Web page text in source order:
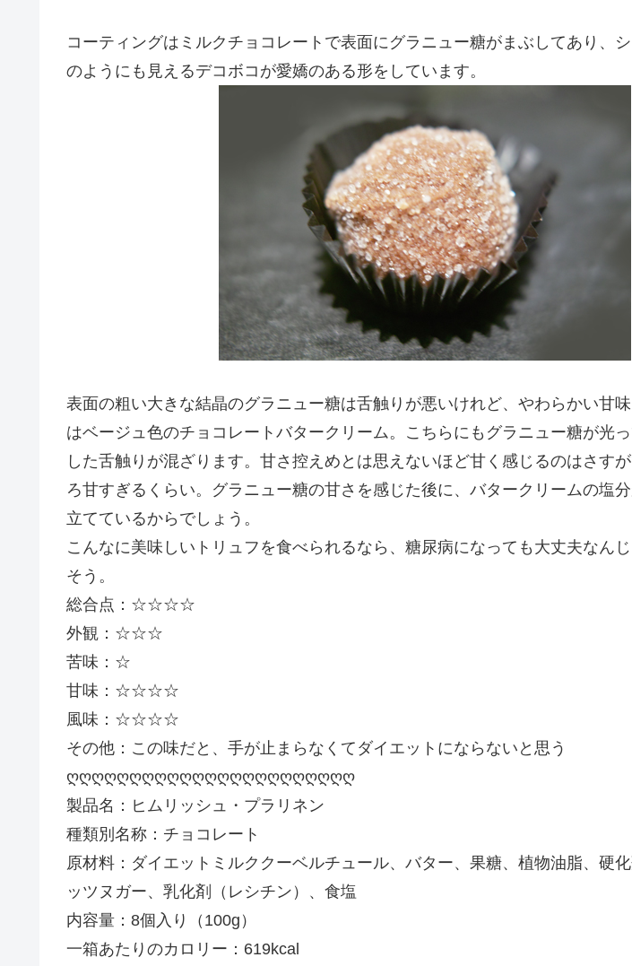
コーティングはミルクチョコレートで表面にグラニュー糖がまぶしてあり、
のようにも見えるデコボコが愛嬌のある形をしています。
表面の粗い大きな結晶のグラニュー糖は舌触りが悪いけれど、やわらかい甘
はベージュ色のチョコレートバタークリーム。こちらにもグラニュー糖が光
した舌触りが混ざります。甘さ控えめとは思えないほど甘く感じるのはさす
ろ甘すぎるくらい。グラニュー糖の甘さを感じた後に、バタークリームの塩
立てているからでしょう。
こんなに美味しいトリュフを食べられるなら、糖尿病になっても大丈夫なん
そう。
総合点：☆☆☆☆
外観：☆☆☆
苦味：☆
甘味：☆☆☆☆
風味：☆☆☆☆
その他：この味だと、手が止まらなくてダイエットにならないと思う
ღღღღღღღღღღღღღღღღღღღღღღღ
製品名：ヒムリッシュ・プラリネン
種類別名称：チョコレート
原材料：ダイエットミルククーベルチュール、バター、果糖、植物油脂、硬
ッツヌガー、乳化剤（レシチン）、食塩
内容量：8個入り（100g）
一箱あたりのカロリー：619kcal